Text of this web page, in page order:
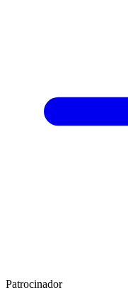
Patrocinador